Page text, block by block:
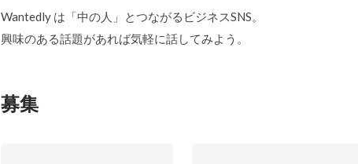
Wantedly は「中の人」とつながるビジネスSNS。
興味のある話題があれば気軽に話してみよう。
募集